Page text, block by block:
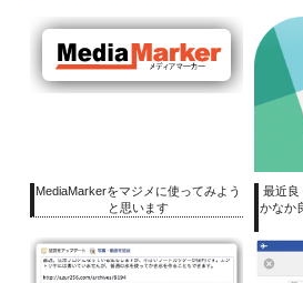
MediaMarkerをマジメに使ってみよう
と思います
最近良
かなか